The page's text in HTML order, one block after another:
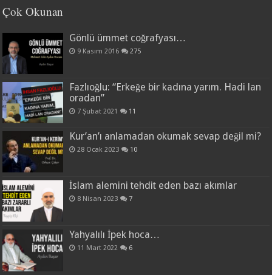
Çok Okunan
Gönlü ümmet coğrafyası…
9 Kasım 2016 275
Fazlıoğlu: “Erkeğe bir kadına yarım. Hadi lan
oradan”
7 Şubat 2021 11
Kur’an’ı anlamadan okumak sevap değil mi?
28 Ocak 2023 10
İslam alemini tehdit eden bazı akımlar
8 Nisan 2023 7
Yahyalılı İpek hoca…
11 Mart 2022 6